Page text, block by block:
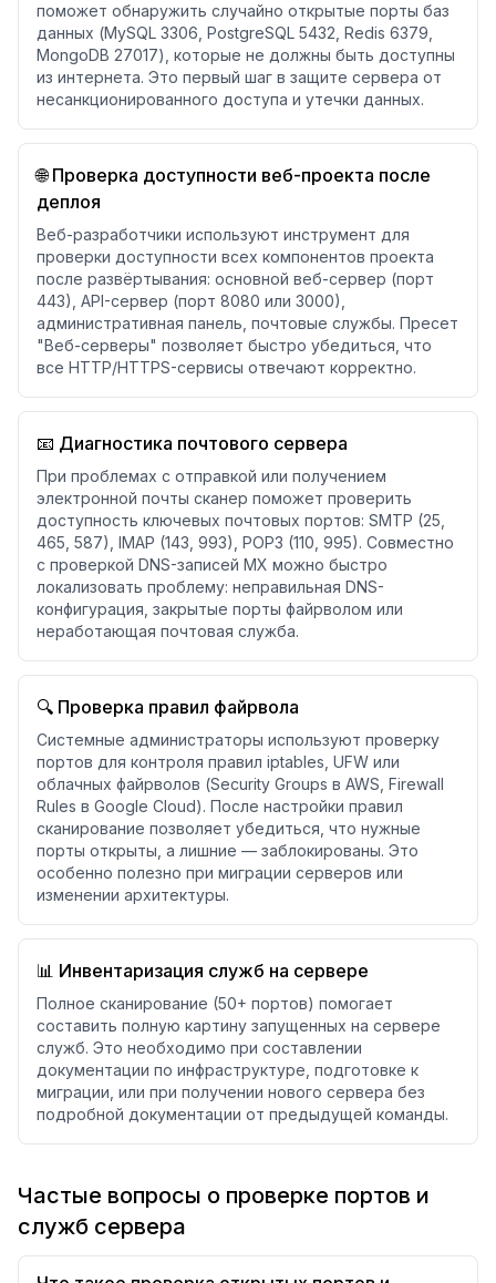
поможет обнаружить случайно открытые порты баз
данных (MySQL 3306, PostgreSQL 5432, Redis 6379,
MongoDB 27017), которые не должны быть доступны
из интернета. Это первый шаг в защите сервера от
несанкционированного доступа и утечки данных.
🌐 Проверка доступности веб-проекта после
деплоя
Веб-разработчики используют инструмент для
проверки доступности всех компонентов проекта
после развёртывания: основной веб-сервер (порт
443), API-сервер (порт 8080 или 3000),
административная панель, почтовые службы. Пресет
"Веб-серверы" позволяет быстро убедиться, что
все HTTP/HTTPS-сервисы отвечают корректно.
📧 Диагностика почтового сервера
При проблемах с отправкой или получением
электронной почты сканер поможет проверить
доступность ключевых почтовых портов: SMTP (25,
465, 587), IMAP (143, 993), POP3 (110, 995). Совместно
с проверкой DNS-записей MX можно быстро
локализовать проблему: неправильная DNS-
конфигурация, закрытые порты файрволом или
неработающая почтовая служба.
🔍 Проверка правил файрвола
Системные администраторы используют проверку
портов для контроля правил iptables, UFW или
облачных файрволов (Security Groups в AWS, Firewall
Rules в Google Cloud). После настройки правил
сканирование позволяет убедиться, что нужные
порты открыты, а лишние — заблокированы. Это
особенно полезно при миграции серверов или
изменении архитектуры.
📊 Инвентаризация служб на сервере
Полное сканирование (50+ портов) помогает
составить полную картину запущенных на сервере
служб. Это необходимо при составлении
документации по инфраструктуре, подготовке к
миграции, или при получении нового сервера без
подробной документации от предыдущей команды.
Частые вопросы о проверке портов и
служб сервера